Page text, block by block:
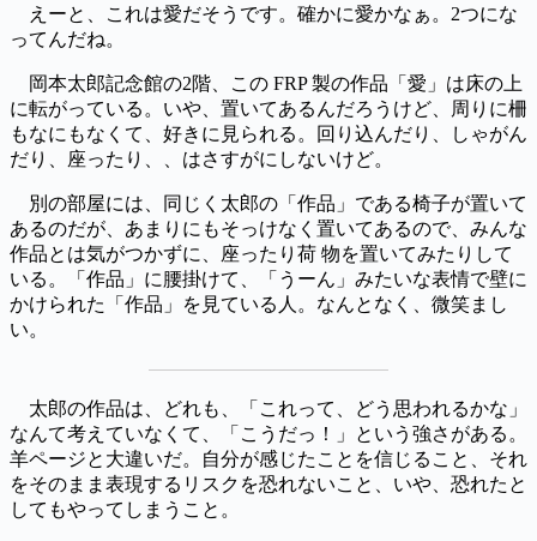
えーと、これは愛だそうです。確かに愛かなぁ。2つにな
ってんだね。
岡本太郎記念館の2階、この FRP 製の作品「愛」は床の上
に転がっている。いや、置いてあるんだろうけど、周りに柵
もなにもなくて、好きに見られる。回り込んだり、しゃがん
だり、座ったり、、はさすがにしないけど。
別の部屋には、同じく太郎の「作品」である椅子が置いて
あるのだが、あまりにもそっけなく置いてあるので、みんな
作品とは気がつかずに、座ったり荷 物を置いてみたりして
いる。「作品」に腰掛けて、「うーん」みたいな表情で壁に
かけられた「作品」を見ている人。なんとなく、微笑まし
い。
太郎の作品は、どれも、「これって、どう思われるかな」
なんて考えていなくて、「こうだっ！」という強さがある。
羊ページと大違いだ。自分が感じたことを信じること、それ
をそのまま表現するリスクを恐れないこと、いや、恐れたと
してもやってしまうこと。